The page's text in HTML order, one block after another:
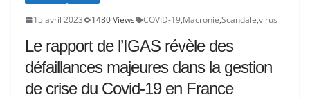
15 avril 2023 1480 Views COVID-19,Macronie,Scandale,virus
Le rapport de l’IGAS révèle des
défaillances majeures dans la gestion
de crise du Covid-19 en France